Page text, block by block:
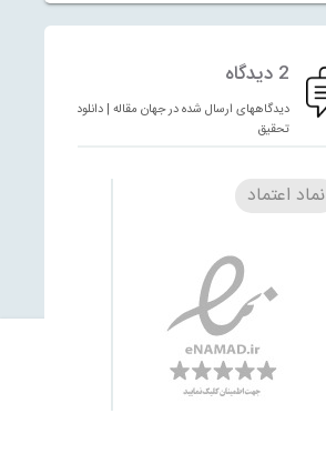
2 دیدگاه
دیدگاههای ارسال شده در جهان مقاله | دانلود مقاله | دانلود
تحقیق
نماد اعتماد